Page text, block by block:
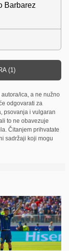
Barbarez
(1)
ica, a ne nužno
odgovarati za
psovanja i vulgaran
to ne obavezuje
Čitanjem prihvatate
sadržaji koji mogu